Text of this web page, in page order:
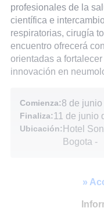
profesionales de la
científica e
respiratorias, cirugía
encuentro ofrecerá
orientadas a
innovación en
Comienza:8 de
Finaliza:11 de junio
Ubicación: Hotel
Bogota -
»